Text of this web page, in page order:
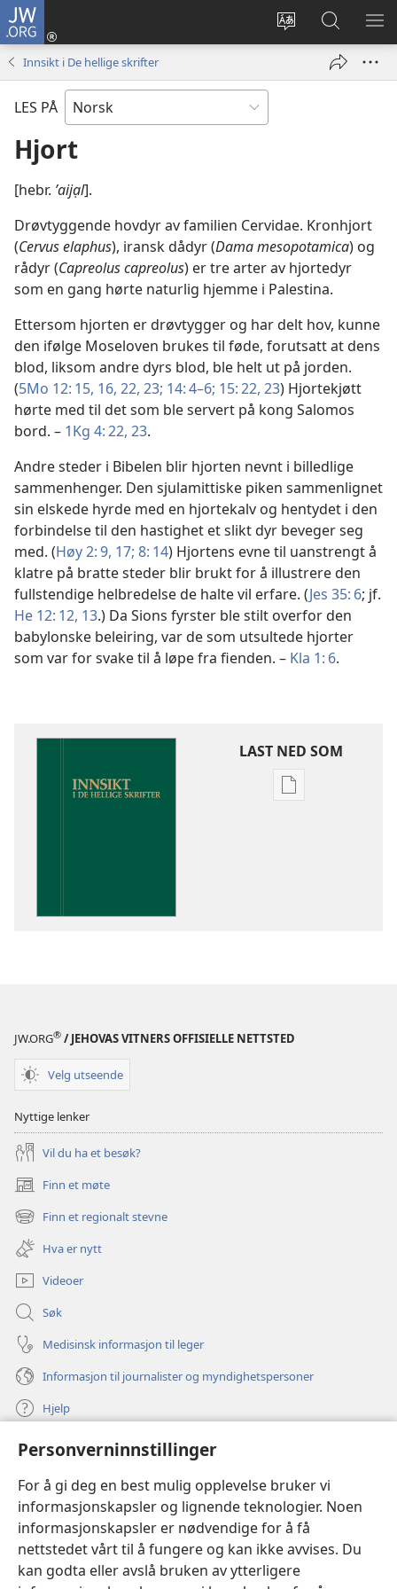
Personverninnstillinger
For å gi deg en best mulig opplevelse bruker vi
informasjonskapsler og lignende teknologier. Noen
informasjonskapsler er nødvendige for å få
nettstedet vårt til å fungere og kan ikke avvises. Du
kan godta eller avslå bruken av ytterligere
JW.ORG
Endre
Logg
inn
vindu)
Søk
på
JW.ORG
VIS
Innsikt i De hellige skrifter
LES PÅ
Hjort
[hebr. ʼaijạl].
Drøvtyggende hovdyr av familien Cervidae. Kronhjort
(Cervus elaphus), iransk dådyr (Dama mesopotamica) og
rådyr (Capreolus capreolus) er tre arter av hjortedyr
som en gang hørte naturlig hjemme i Palestina.
Ettersom hjorten er drøvtygger og har delt hov, kunne
den ifølge Moseloven brukes til føde, forutsatt at dens
blod, liksom andre dyrs blod, ble helt ut på jorden.
(5Mo 12: 15, 16, 22, 23; 14: 4–6; 15: 22, 23) Hjortekjøtt
hørte med til det som ble servert på kong Salomos
bord. – 1Kg 4: 22, 23.
Andre steder i Bibelen blir hjorten nevnt i billedlige
sammenhenger. Den sjulamittiske piken sammenlignet
sin elskede hyrde med en hjortekalv og hentydet i den
forbindelse til den hastighet et slikt dyr beveger seg
med. (Høy 2: 9, 17; 8: 14) Hjortens evne til uanstrengt å
klatre på bratte steder blir brukt for å illustrere den
fullstendige helbredelse de halte vil erfare. (Jes 35: 6; jf.
He 12: 12, 13.) Da Sions fyrster ble stilt overfor den
babylonske beleiring, var de som utsultede hjorter
som var for svake til å løpe fra fienden. – Kla 1: 6.
LAST NED SOM
JW.ORG® / JEHOVAS VITNERS OFFISIELLE NETTSTED
Velg utseende
Nyttige lenker
Vil du ha et besøk?
Finn et møte
(åpner
nytt
vindu)
Finn et regionalt stevne
(åpner
nytt
vindu)
Hva er nytt
Videoer
Søk
Medisinsk informasjon til leger
Informasjon til journalister og myndighetspersoner
Hjelp
Bidrag
(åpner
nytt
vindu)Watchtower ONLINE LIBRARY™
(åpner
nytt
vindu) JW Hub ®
(åpner
nytt
vindu)JW Library ®